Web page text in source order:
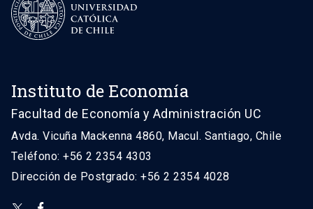
Instituto de Economía
Facultad de Economía y Administración UC
Avda. Vicuña Mackenna 4860, Macul. Santiago, Chile
Teléfono: +56 2 2354 4303
Dirección de Postgrado: +56 2 2354 4028